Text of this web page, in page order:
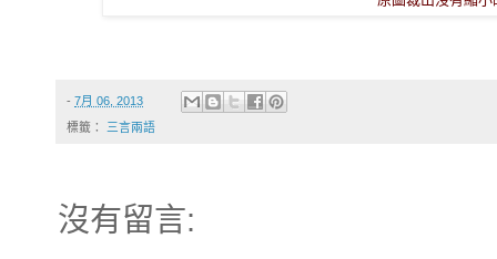
- 7月 06, 2013
標籤： 三言兩語
沒有留言: